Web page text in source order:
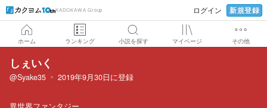
KADOKAWA Group ログイン 新規登録
ホーム ランキング 小説を探す マイページ その他
しぇいく
@Syake35 2019年9月30日に登録